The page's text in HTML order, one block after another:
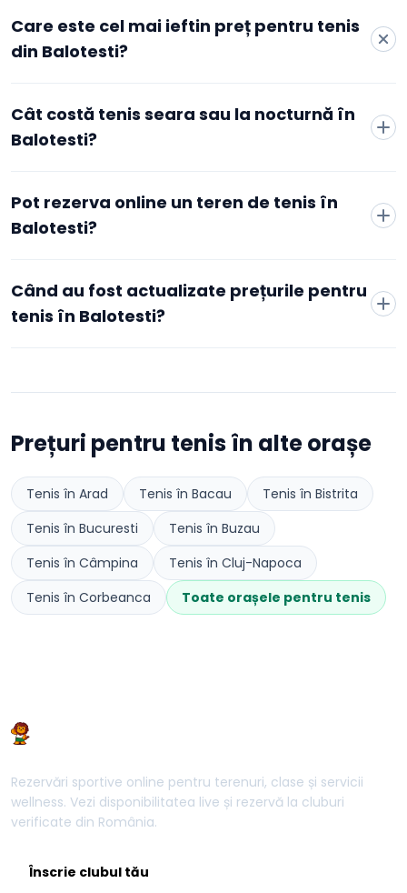
Care este cel mai ieftin preț pentru tenis
din Balotesti?
pornesc de la 50 RON/oră, la La Huzur Balotesti, conform
datelor agregate de Booksport din cluburile active din oraș.
săptămânii sunt mai accesibile decât cele de seară sau de
weekend. Pentru tarifele exacte și disponibilitatea în timp
real, poți compara direct cluburile listate pe această pagină.
Cât costă tenis seara sau la nocturnă în
Balotesti?
Pot rezerva online un teren de tenis în
Balotesti?
Când au fost actualizate prețurile pentru
tenis în Balotesti?
Prețuri pentru tenisîn alte orașe
Tenis în Arad Tenis în Bacau Tenis în Bistrita
Tenis în Bucuresti Tenis în Buzau
Tenis în Câmpina Tenis în Cluj-Napoca
Tenis în Corbeanca Toate orașele pentru tenis
Rezervări sportive online pentru terenuri, clase și servicii
wellness. Vezi disponibilitatea live și rezervă la cluburi
verificate din România.
Înscrie clubul tău